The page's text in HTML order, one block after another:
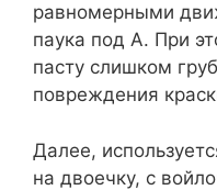
равномерными
паука под А. При
пасту слишком
повреждения
Далее,
на двоечку, с